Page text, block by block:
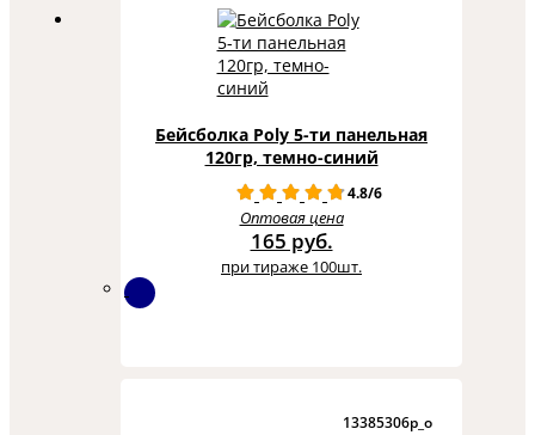
Бейсболка Poly 5-ти панельная
120гр, темно-синий
4.8/6
Оптовая цена
165 руб.
при тираже 100шт.
13385306p_o